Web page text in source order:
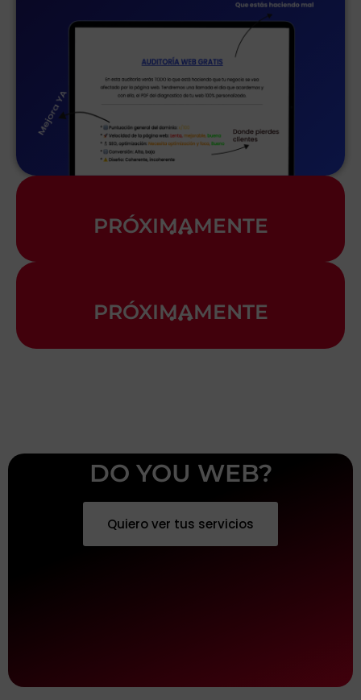
PRÓXIMAMENTE
…
PRÓXIMAMENTE
…
DO YOU WEB?
Quiero ver tus servicios